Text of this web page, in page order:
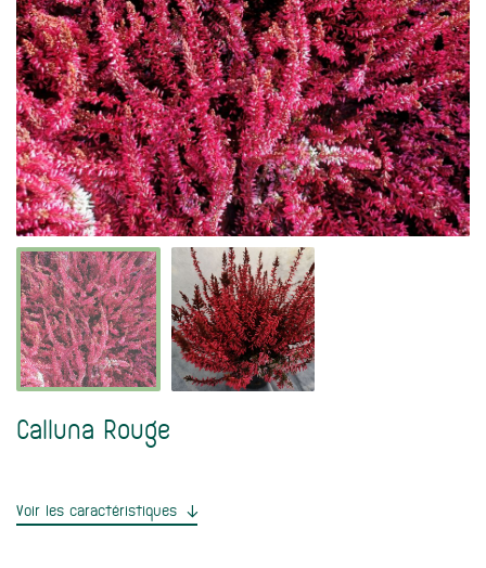
Calluna Rouge
Voir les caractéristiques